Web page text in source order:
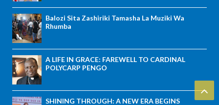
Balozi Sita Zashiriki Tamasha La Muziki Wa
Rhumba
A LIFE IN GRACE: FAREWELL TO CARDINAL
POLYCARP PENGO
SHINING THROUGH: A NEW ERA BEGINS